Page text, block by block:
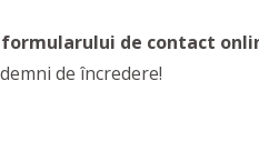
formularului de contact
de încredere!